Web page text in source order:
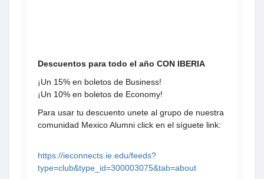
Descuentos para todo el año CON IBERIA
¡Un 15% en boletos de Business!
¡Un 10% en boletos de Economy!
Para usar tu descuento unete al grupo de nuestra
comunidad Mexico Alumni click en el síguete link:
https://ieconnects.ie.edu/feeds?
type=club&type_id=300003075&tab=about